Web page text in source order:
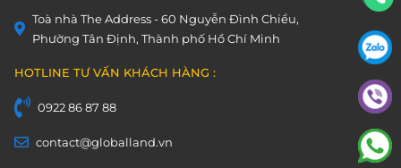
Toà nhà The Address - 60 Nguyễn Đình Chiểu,
Phường Tân Định, Thành phố Hồ Chí Minh
HOTLINE TƯ VẤN KHÁCH HÀNG :
0922 86 87 88
contact@globalland.vn